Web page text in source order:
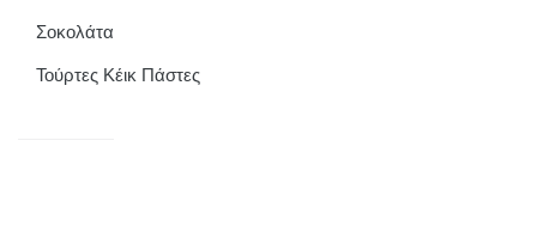
Σοκολάτα
Τούρτες Κέικ Πάστες